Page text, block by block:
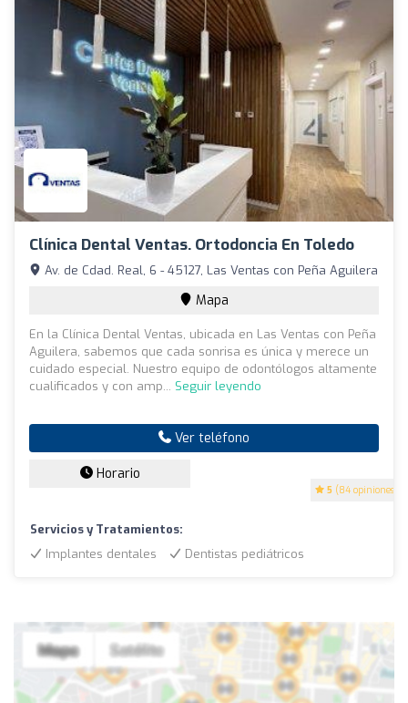
Clínica Dental Ventas. Ortodoncia En Toledo
5 (84 opiniones)
Av. de Cdad. Real, 6 - 45127, Las Ventas con Peña Aguilera
Mapa
En la Clínica Dental Ventas, ubicada en Las Ventas con Peña
Aguilera, sabemos que cada sonrisa es única y merece un
cuidado especial. Nuestro equipo de odontólogos altamente
cualificados y con amp... Seguir leyendo
Ver teléfono
Horario
Servicios y Tratamientos:
Implantes dentales
Dentistas pediátricos